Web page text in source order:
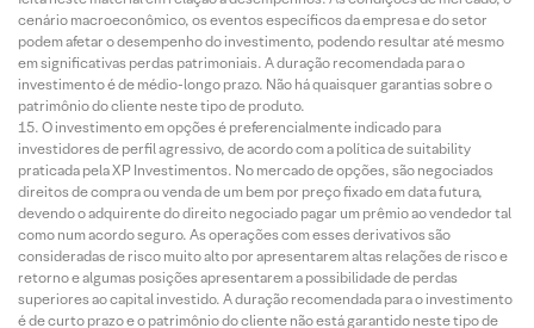
cenário macroeconômico, os eventos específicos da empresa e do setor
podem afetar o desempenho do investimento, podendo resultar até mesmo
em significativas perdas patrimoniais. A duração recomendada para o
investimento é de médio-longo prazo. Não há quaisquer garantias sobre o
patrimônio do cliente neste tipo de produto.
O investimento em opções é preferencialmente indicado para
investidores de perfil agressivo, de acordo com a política de suitability
praticada pela XP Investimentos. No mercado de opções, são negociados
direitos de compra ou venda de um bem por preço fixado em data futura,
devendo o adquirente do direito negociado pagar um prêmio ao vendedor tal
como num acordo seguro. As operações com esses derivativos são
consideradas de risco muito alto por apresentarem altas relações de risco e
retorno e algumas posições apresentarem a possibilidade de perdas
superiores ao capital investido. A duração recomendada para o investimento
é de curto prazo e o patrimônio do cliente não está garantido neste tipo de